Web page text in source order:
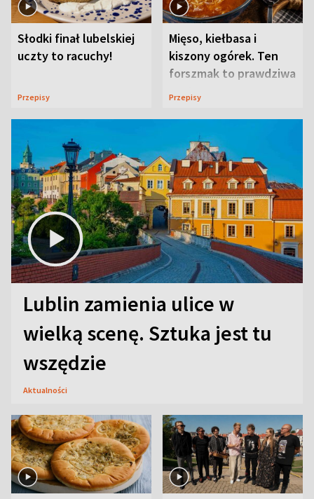
Słodki finał lubelskiej
uczty to racuchy!
Przepisy
Mięso, kiełbasa i
kiszony ogórek. Ten
forszmak to prawdziwa
uczta
Przepisy
Lublin zamienia ulice w
wielką scenę. Sztuka jest tu
wszędzie
Aktualności